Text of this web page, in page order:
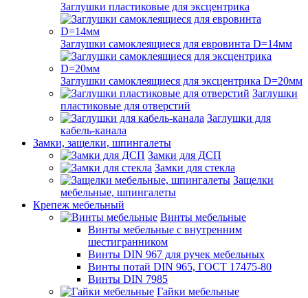
Заглушки пластиковые для эксцентрика
Заглушки самоклеящиеся для евровинта D=14мм
Заглушки самоклеящиеся для эксцентрика D=20мм
Заглушки
пластиковые для отверстий
Заглушки для
кабель-канала
Замки, защелки, шпингалеты
Замки для ДСП
Замки для стекла
Защелки
мебельные, шпингалеты
Крепеж мебельный
Винты мебельные
Винты мебельные с внутренним
шестигранником
Винты DIN 967 для ручек мебельных
Винты потай DIN 965, ГОСТ 17475-80
Винты DIN 7985
Гайки мебельные